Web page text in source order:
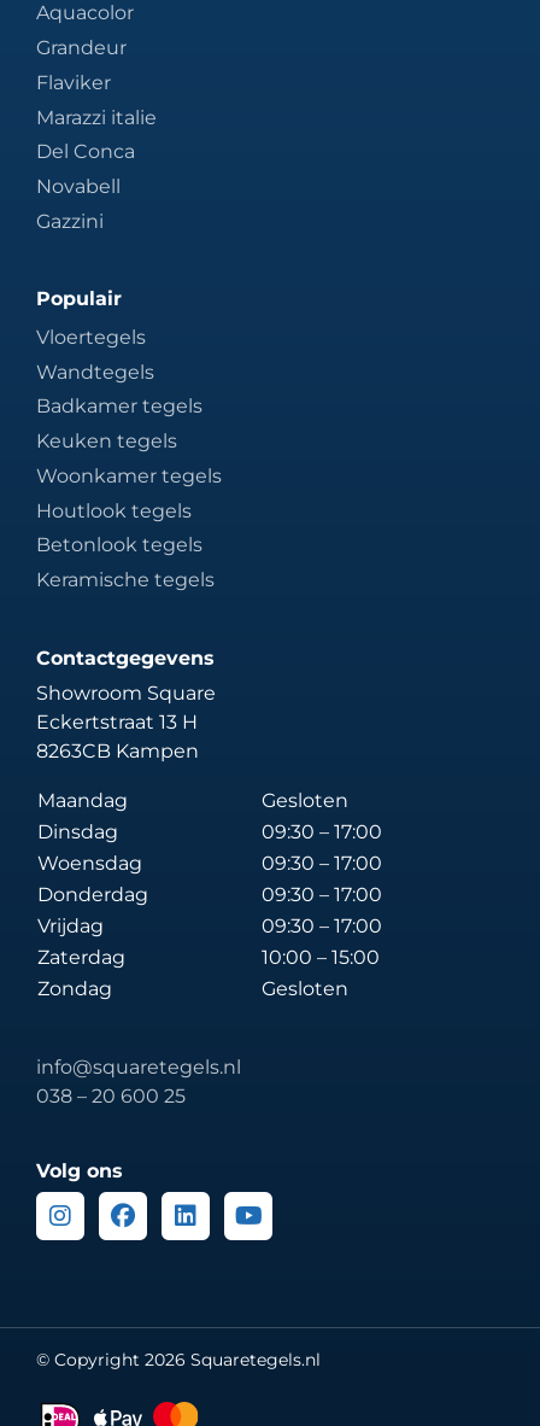
Aquacolor
Grandeur
Flaviker
Marazzi italie
Del Conca
Novabell
Gazzini
Populair
Vloertegels
Wandtegels
Badkamer tegels
Keuken tegels
Woonkamer tegels
Houtlook tegels
Betonlook tegels
Keramische tegels
Contactgegevens
Showroom Square
Eckertstraat 13 H
8263CB Kampen
Maandag
Gesloten
Dinsdag
09:30 – 17:00
Woensdag
09:30 – 17:00
Donderdag
09:30 – 17:00
Vrijdag
09:30 – 17:00
Zaterdag
10:00 – 15:00
Zondag
Gesloten
info@squaretegels.nl
038 – 20 600 25
Volg ons
InstagramFacebook
LinkedinYoutube
© Copyright 2026 Squaretegels.nl